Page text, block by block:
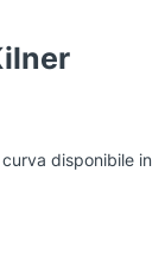
disponibile in